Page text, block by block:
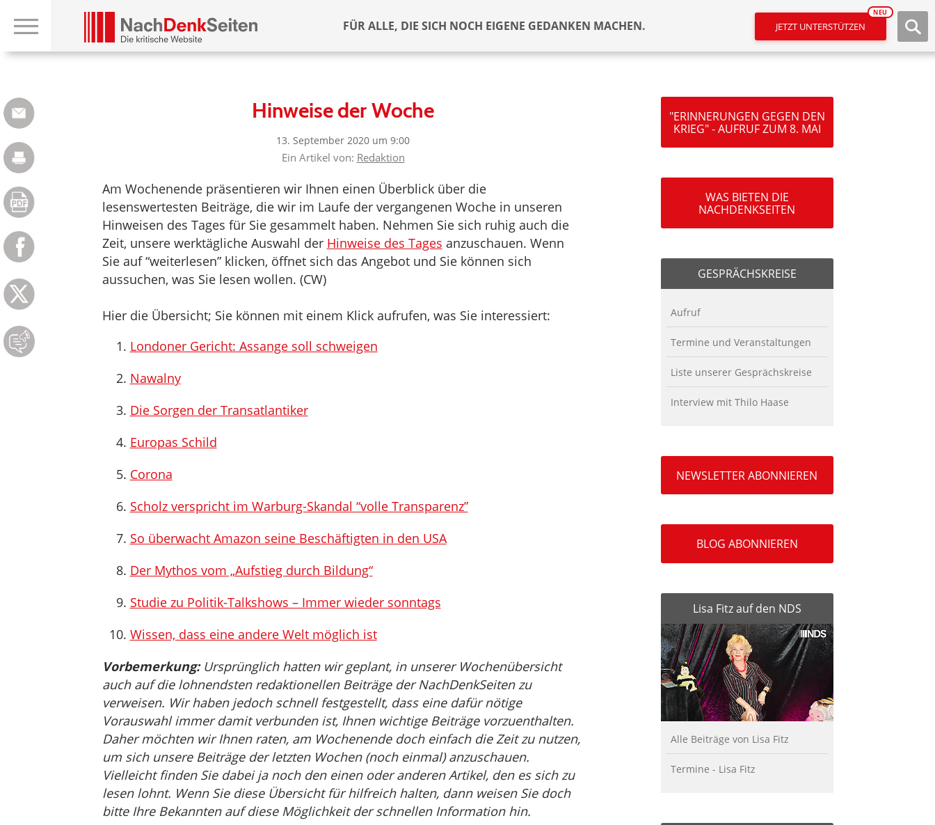
FÜR ALLE, DIE SICH NOCH EIGENE GEDANKEN MACHEN. JETZT UNTERSTÜTZEN
NEU
Hinweise der Woche
13. September 2020 um 9:00
Ein Artikel von: Redaktion
Am Wochenende präsentieren wir Ihnen einen Überblick über die
lesenswertesten Beiträge, die wir im Laufe der vergangenen Woche in unseren
Hinweisen des Tages für Sie gesammelt haben. Nehmen Sie sich ruhig auch die
Zeit, unsere werktägliche Auswahl der Hinweise des Tages anzuschauen. Wenn
Sie auf “weiterlesen” klicken, öffnet sich das Angebot und Sie können sich
aussuchen, was Sie lesen wollen. (CW)
Hier die Übersicht; Sie können mit einem Klick aufrufen, was Sie interessiert:
Londoner Gericht: Assange soll schweigen
Nawalny
Die Sorgen der Transatlantiker
Europas Schild
Corona
Scholz verspricht im Warburg-Skandal “volle Transparenz”
So überwacht Amazon seine Beschäftigten in den USA
Der Mythos vom „Aufstieg durch Bildung“
Studie zu Politik-Talkshows – Immer wieder sonntags
Wissen, dass eine andere Welt möglich ist
Vorbemerkung:Ursprünglich hatten wir geplant, in unserer Wochenübersicht
auch auf die lohnendsten redaktionellen Beiträge der NachDenkSeiten zu
verweisen. Wir haben jedoch schnell festgestellt, dass eine dafür nötige
Vorauswahl immer damit verbunden ist, Ihnen wichtige Beiträge vorzuenthalten.
Daher möchten wir Ihnen raten, am Wochenende doch einfach die Zeit zu nutzen,
um sich unsere Beiträge der letzten Wochen (noch einmal) anzuschauen.
Vielleicht finden Sie dabei ja noch den einen oder anderen Artikel, den es sich zu
lesen lohnt. Wenn Sie diese Übersicht für hilfreich halten, dann weisen Sie doch
bitte Ihre Bekannten auf diese Möglichkeit der schnellen Information hin.
"ERINNERUNGEN GEGEN DEN
KRIEG" - AUFRUF ZUM 8. MAI
WAS BIETEN DIE
NACHDENKSEITEN
GESPRÄCHSKREISE
Aufruf
Termine und Veranstaltungen
Liste unserer Gesprächskreise
Interview mit Thilo Haase
NEWSLETTER ABONNIEREN
BLOG ABONNIEREN
Lisa Fitz auf den NDS
Alle Beiträge von Lisa Fitz
Termine - Lisa Fitz